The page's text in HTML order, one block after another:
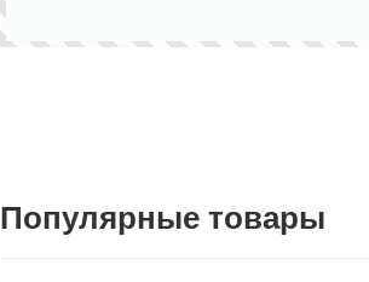
Популярные товары